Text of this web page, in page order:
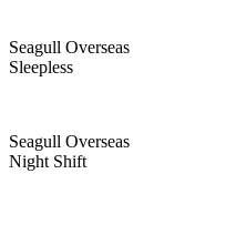
Seagull Overseas
Sleepless
Seagull Overseas
Night Shift